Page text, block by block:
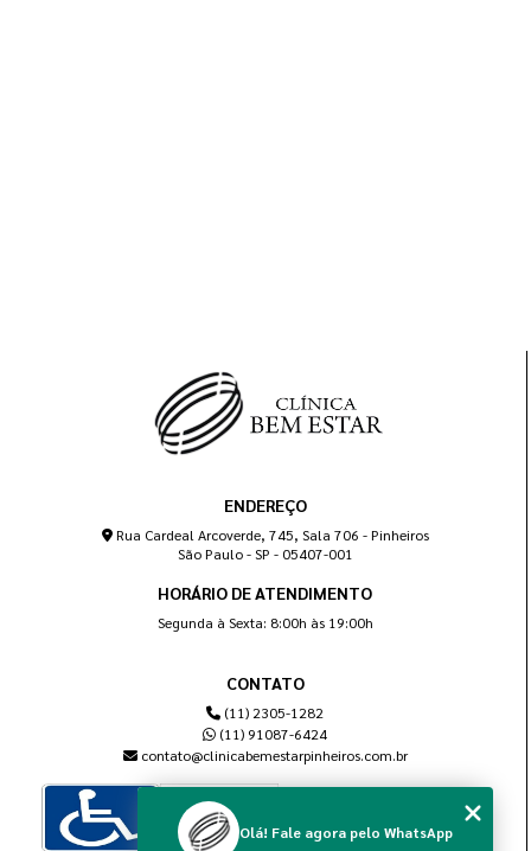
ENDEREÇO
Rua Cardeal Arcoverde, 745, Sala 706 - Pinheiros
São Paulo - SP - 05407-001
HORÁRIO DE ATENDIMENTO
Segunda à Sexta: 8:00h às 19:00h
CONTATO
(11) 2305-1282
(11) 91087-6424
contato@clinicabemestarpinheiros.com.br
Olá! Fale agora pelo WhatsApp